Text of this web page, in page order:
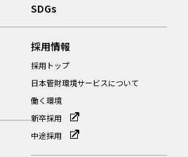
SDGs
採用情報
採用トップ
日本管財環境サービスについて
働く環境
新卒採用
中途採用